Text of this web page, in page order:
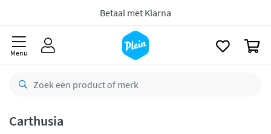
Betaal met Klarna
Menu
Carthusia